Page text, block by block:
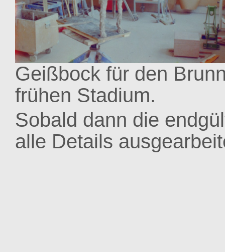
Geißbock für den
frühen Stadium.
Sobald dann die
alle Details